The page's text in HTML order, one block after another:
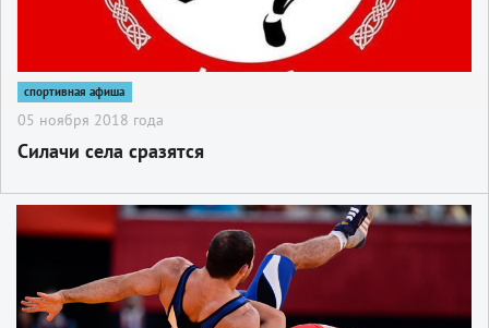
спортивная афиша
05 ноября 2018 года
Силачи села сразятся